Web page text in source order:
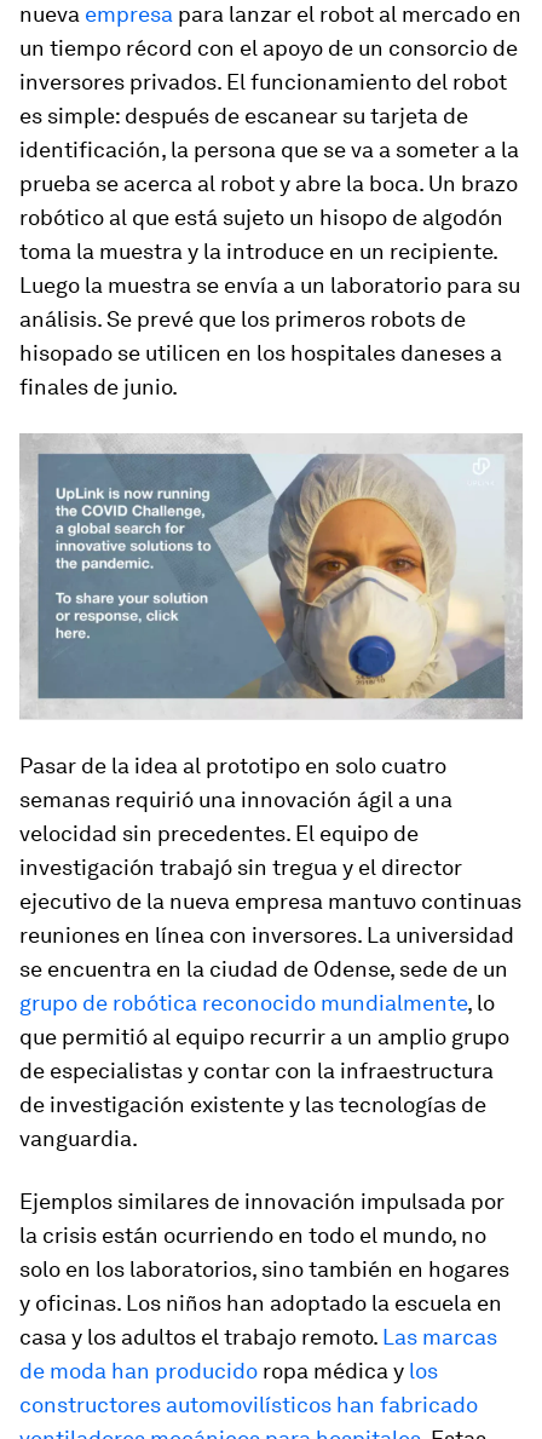
nueva empresa para lanzar el robot al mercado en
un tiempo récord con el apoyo de un consorcio de
inversores privados. El funcionamiento del robot
es simple: después de escanear su tarjeta de
identificación, la persona que se va a someter a la
prueba se acerca al robot y abre la boca. Un brazo
robótico al que está sujeto un hisopo de algodón
toma la muestra y la introduce en un recipiente.
Luego la muestra se envía a un laboratorio para su
análisis. Se prevé que los primeros robots de
hisopado se utilicen en los hospitales daneses a
finales de junio.
Pasar de la idea al prototipo en solo cuatro
semanas requirió una innovación ágil a una
velocidad sin precedentes. El equipo de
investigación trabajó sin tregua y el director
ejecutivo de la nueva empresa mantuvo continuas
reuniones en línea con inversores. La universidad
se encuentra en la ciudad de Odense, sede de un
grupo de robótica reconocido mundialmente, lo
que permitió al equipo recurrir a un amplio grupo
de especialistas y contar con la infraestructura
de investigación existente y las tecnologías de
vanguardia.
Ejemplos similares de innovación impulsada por
la crisis están ocurriendo en todo el mundo, no
solo en los laboratorios, sino también en hogares
y oficinas. Los niños han adoptado la escuela en
casa y los adultos el trabajo remoto. Las marcas
de moda han producido ropa médica y los
constructores automovilísticos han fabricado